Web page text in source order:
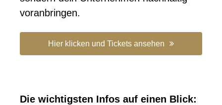
voranbringen.
Hier klicken und Tickets ansehen
Die wichtigsten Infos auf einen Blick: